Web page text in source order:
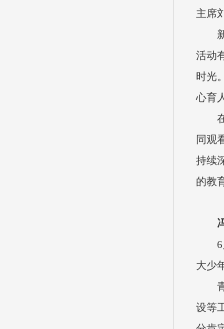
主席
活动
时光
心育
同观
持续
的教
大少
设等